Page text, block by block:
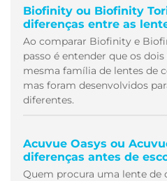
Biofinity ou Biofinity
diferenças entre as
Ao comparar Biofinity e
passo é entender que os
mesma família de lentes de
mas foram desenvolvidos
diferentes.
Acuvue Oasys ou
diferenças antes de
Quem procura uma lente de